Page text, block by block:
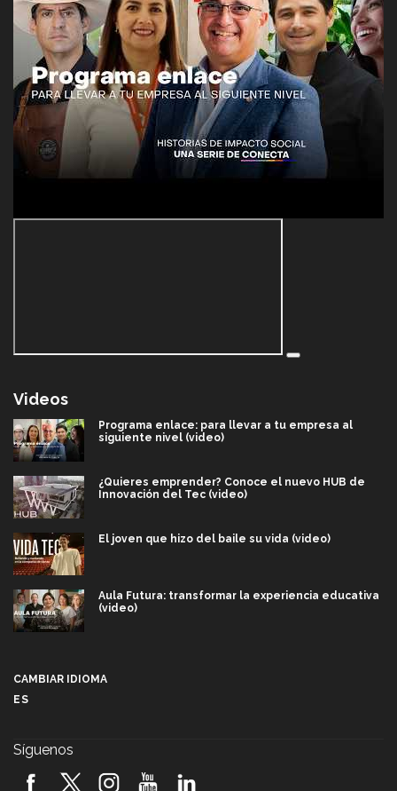
Videos
Programa enlace: para llevar a tu empresa al
siguiente nivel (video)
¿Quieres emprender? Conoce el nuevo HUB de
Innovación del Tec (video)
El joven que hizo del baile su vida (video)
Aula Futura: transformar la experiencia educativa
(video)
2026! (video)
CAMBIAR IDIOMA
ES
Síguenos